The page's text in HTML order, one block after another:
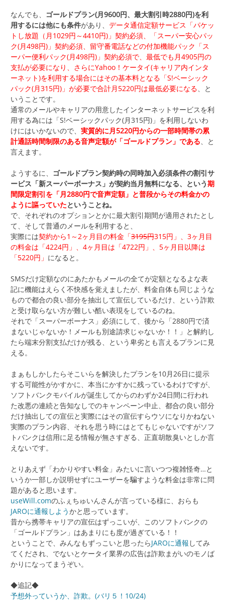
なんでも、 ゴールドプラン(月9600円、最大割引時2880円)を利
用するには他にも条件があり、 データ通信定額サービス「パケッ
トし放題（月1029円～4410円)」契約必須、「スーパー安心パッ
ク(月498円)」契約必須、留守番電話などの付加機能パック「ス
ーパー便利パック(月498円)」契約必須で、最低でも月4905円の
支払が必要になり、さらにYahoo！ケータイ(キャリア内インタ
ーネット)を利用する場合にはその基本料となる「S!ベーシック
パック(月315円)」が必要で合計月5220円は最低必要になる、と
いうことです。
通常のメールやキャリアの用意したインターネットサービスを利
用する為には「S!ベーシックパック(月315円)」を利用しないわ
けにはいかないので、 実質的に月5220円からの一部時間帯の累
計通話時間制限のある音声定額が「ゴールドプラン」である、と
言えます。
ようするに、 ゴールドプラン契約時の同時加入必須条件の割引サ
ービス「新スーパーボーナス」が契約当月無料になる、という期
間限定割引を「月2880円で音声定額」と普段からその料金かの
ように謳っていたということね。
で、それぞれのオプションとかに最大割引期間が適用されたとし
て、そして普通のメールを利用すると、
実際には契約から1～2ヶ月目の料金「3195円315円」、3ヶ月目
の料金は「4224円」、4ヶ月目は「4722円」、5ヶ月目以降は
「5220円」 になると。
SMSだけ定額なのにあたかもメールの全てが定額となるよな表
記に機能はえらく不快感を覚えましたが、料金自体も同じような
もので都合の良い部分を抽出して宣伝しているだけ、という詐欺
と受け取らない方が難しい酷い表現をしているのね。
それで「スーパーボーナス」必須にして、後から「2880円で済
まないじゃないか！メールも別途請求じゃないか！！」と解約し
たら端末分割支払だけが残る、という卑劣とも言えるプランに見
える。
まぁもしかしたらそこいらを解決したプランを10月26日に提示
する可能性がかすかに、本当にかすかに残っているわけですが、
ソフトバンクモバイルが誕生してからのわずか24日間に行われ
た改悪の連続と告知なしでのキャンペーン中止、都合の良い部分
だけ抽出しての宣伝と実際にはその宣伝すらウソになりかねない
実際のプラン内容、それを思う時にはとてもじゃないですがソフ
トバンクは信用に足る情報が無さすぎる、正直胡散臭いとしか言
えないです。
とりあえず「わかりやすい料金」みたいに言いつつ複雑怪奇…と
いうか一部しか説明せずにユーザーを騙すような料金は非常に問
題があると思います。
useWill.comのふぇちゅいんさんが言っている様に、おらも
JAROに通報しようかと思っています。
昔から携帯キャリアの宣伝はずっこいが、このソフトバンクの
「ゴールドプラン」はあまりにも度が過ぎている！！
ということで、みんなもずっこいと思ったらJAROに通報 してみ
てくだされ、でないとケータイ業界の広告は詐欺まがいのモノば
かりになってまうぞい。
◆追記◆
予想外っていうか、詐欺。(バリ５！10/24)